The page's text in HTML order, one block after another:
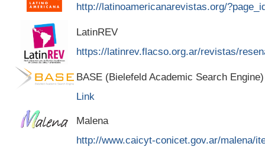
http://latinoamericanarevistas.org/
LatinREV
https://latinrev.flacso.org.ar/revistas/
BASE (Bielefeld Academic Search Engine)
Link
Malena
http://www.caicyt-conicet.gov.ar/malena/